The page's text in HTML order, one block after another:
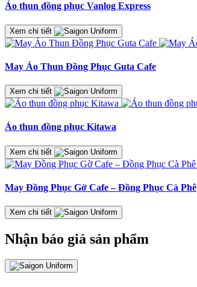
Áo thun đồng phục Vanlog Express
Xem chi tiết
May Áo Thun Đồng Phục Guta Cafe
Xem chi tiết
Áo thun đồng phục Kitawa
Xem chi tiết
May Đồng Phục Gờ Cafe – Đồng Phục Cà Phê
Xem chi tiết
Nhận báo giá sản phẩm